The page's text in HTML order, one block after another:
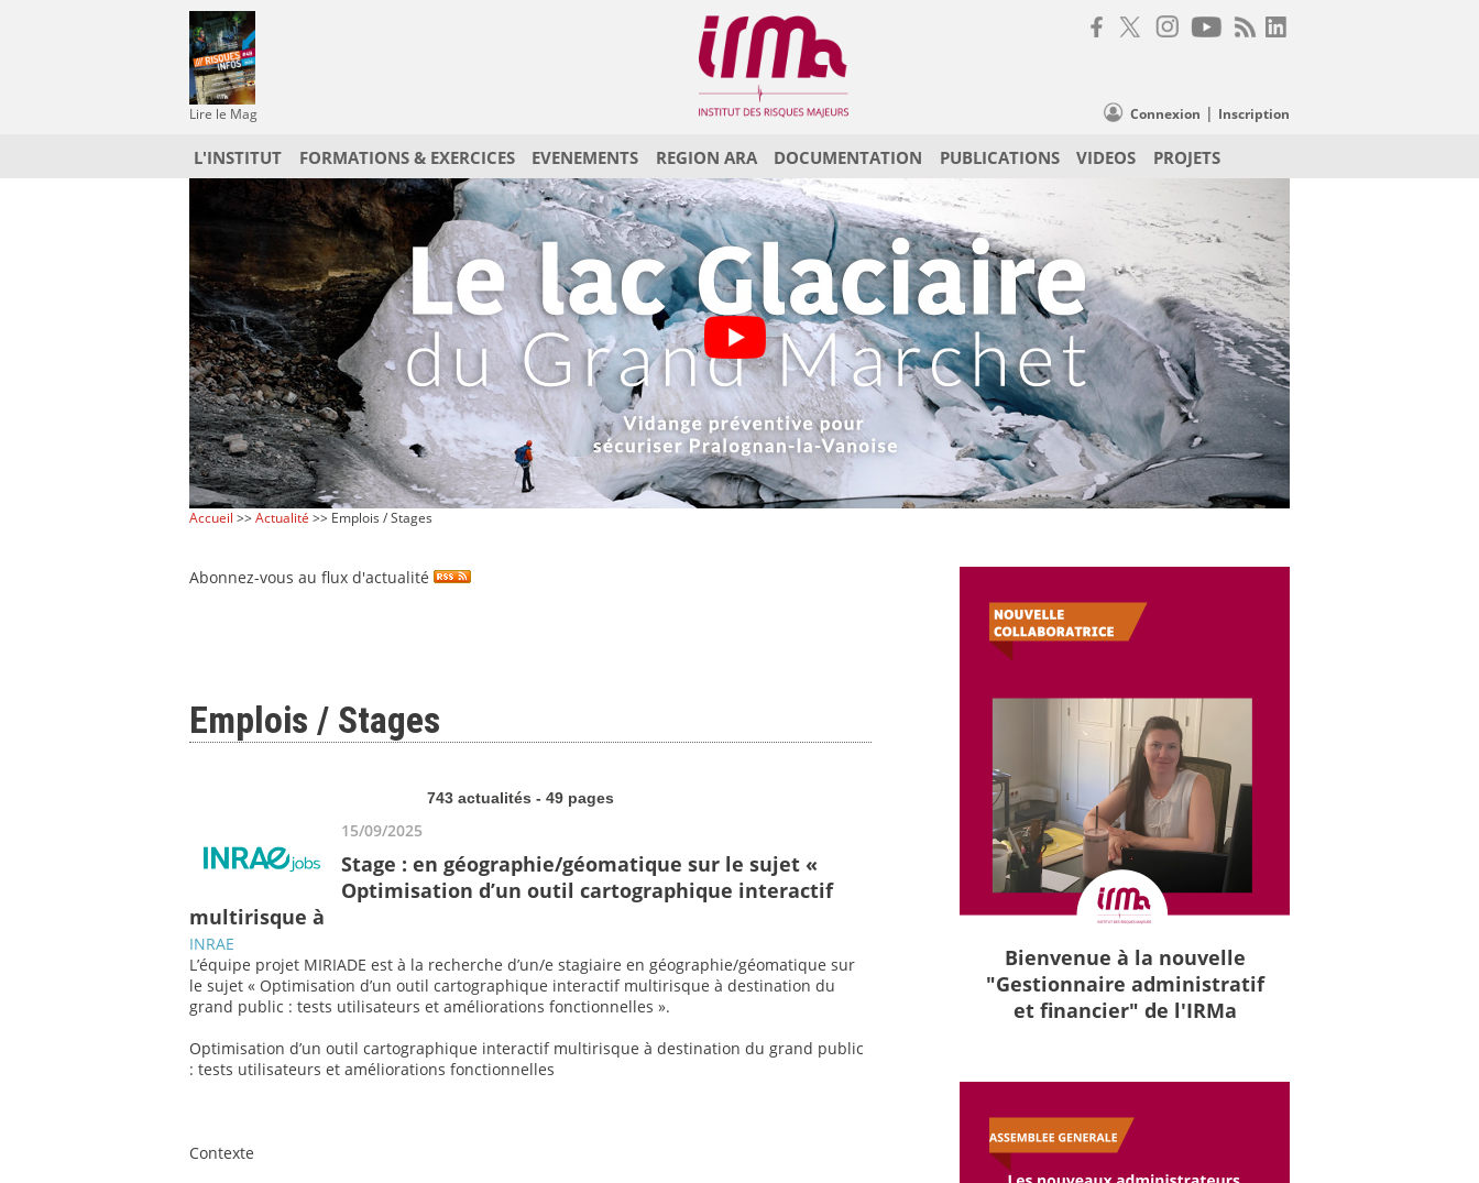
Lire le Mag Connexion | Inscription
L'INSTITUT FORMATIONS & EXERCICES EVENEMENTS REGION ARA DOCUMENTATION PUBLICATIONS VIDEOS PROJETS
Accueil >>Actualité >> Emplois / Stages
Abonnez-vous au flux d'actualité
Emplois / Stages
743 actualités - 49 pages
15/09/2025
Stage : en géographie/géomatique sur le sujet «
Optimisation d’un outil cartographique interactif
multirisque à
INRAE
L’équipe projet MIRIADE est à la recherche d’un/e stagiaire en géographie/géomatique sur
le sujet « Optimisation d’un outil cartographique interactif multirisque à destination du
grand public : tests utilisateurs et améliorations fonctionnelles ».
Optimisation d’un outil cartographique interactif multirisque à destination du grand public
: tests utilisateurs et améliorations fonctionnelles
Contexte
Bienvenue à la nouvelle
"Gestionnaire administratif
et financier" de l'IRMa